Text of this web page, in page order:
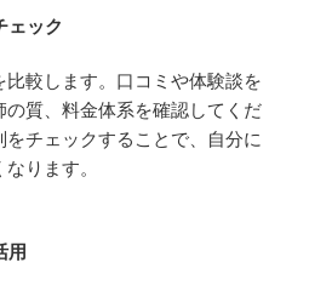
ェック
較します。口コミや体験談を
質、料金体系を確認してくだ
チェックすることで、自分に
ります。
用